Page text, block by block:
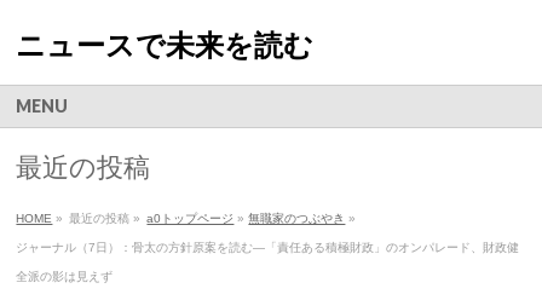
ニュースで未来を読む
MENU
最近の投稿
HOME » 最近の投稿 » a0トップページ »無職家のつぶやき »
ジャーナル（7日）：骨太の方針原案を読む―「責任ある積極財政」のオンパレード、財政健
全派の影は見えず